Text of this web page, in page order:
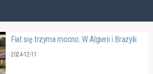
Fiat się trzyma mocno. W Algierii i Brazylii
2024-12-11